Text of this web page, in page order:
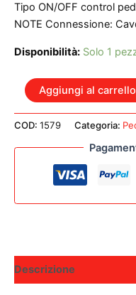
Tipo ON/OFF control
NOTE Connessione:
Disponibilità: Solo 1
BESPECO
VM26
PEDALINO
CONTROLLO
Aggiungi al carrello
COD: 1579 Categoria:
Descrizione